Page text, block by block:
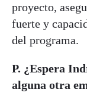
proyecto,
fuerte y
del programa.
P. ¿Espera
alguna otra